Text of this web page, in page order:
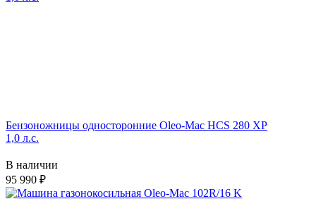
Бензоножницы односторонние Oleo-Mac HCS 280 XP
1,0 л.с.
В наличии
95 990